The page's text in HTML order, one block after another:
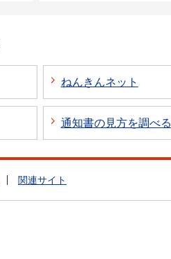
ねんきんネット
通知書の見方を調べる
関連サイト